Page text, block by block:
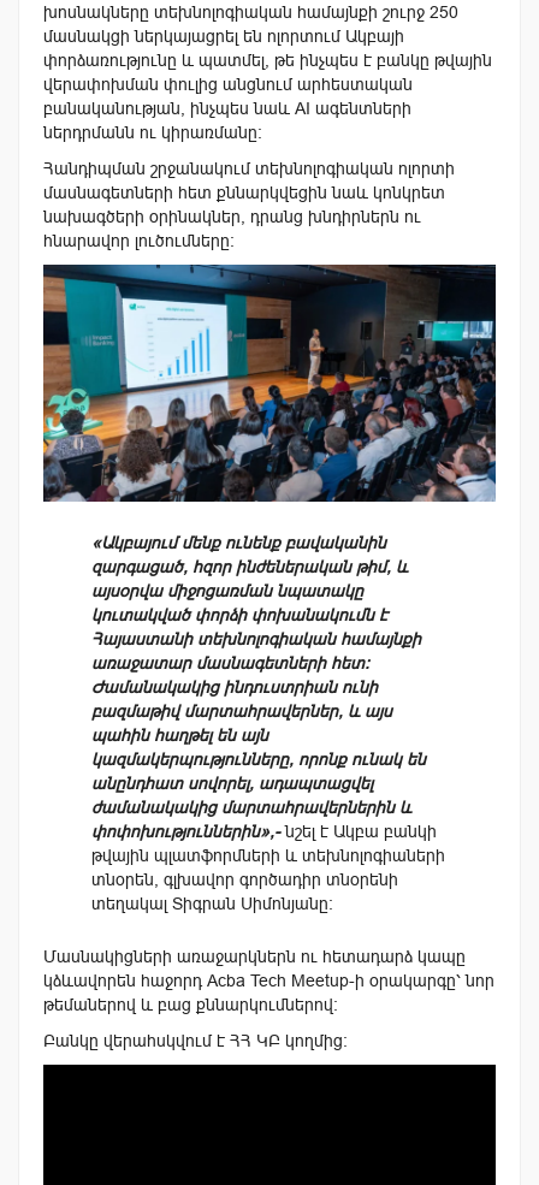
խոսնակները տեխնոլոգիական համայնքի շուրջ 250
մասնակցի ներկայացրել են ոլորտում Ակբայի
փորձառությունը և պատմել, թե ինչպես է բանկը թվային
վերափոխման փուլից անցնում արհեստական
բանականության, ինչպես նաև AI ագենտների
ներդրմանն ու կիրառմանը։
Հանդիպման շրջանակում տեխնոլոգիական ոլորտի
մասնագետների հետ քննարկվեցին նաև կոնկրետ
նախագծերի օրինակներ, դրանց խնդիրներն ու
հնարավոր լուծումները։
«Ակբայում մենք ունենք բավականին
զարգացած, հզոր ինժեներական թիմ, և
այսօրվա միջոցառման նպատակը
կուտակված փորձի փոխանակումն է
Հայաստանի տեխնոլոգիական համայնքի
առաջատար մասնագետների հետ։
Ժամանակակից ինդուստրիան ունի
բազմաթիվ մարտահրավերներ, և այս
պահին հաղթել են այն
կազմակերպությունները, որոնք ունակ են
անընդհատ սովորել, ադապտացվել
ժամանակակից մարտահրավերներին և
փոփոխություններին»,-նշել է Ակբա բանկի
թվային պլատֆորմների և տեխնոլոգիաների
տնօրեն, գլխավոր գործադիր տնօրենի
տեղակալ Տիգրան Սիմոնյանը։
Մասնակիցների առաջարկներն ու հետադարձ կապը
կձևավորեն հաջորդ Acba Tech Meetup-ի օրակարգը՝ նոր
թեմաներով և բաց քննարկումներով։
Բանկը վերահսկվում է ՀՀ ԿԲ կողմից։